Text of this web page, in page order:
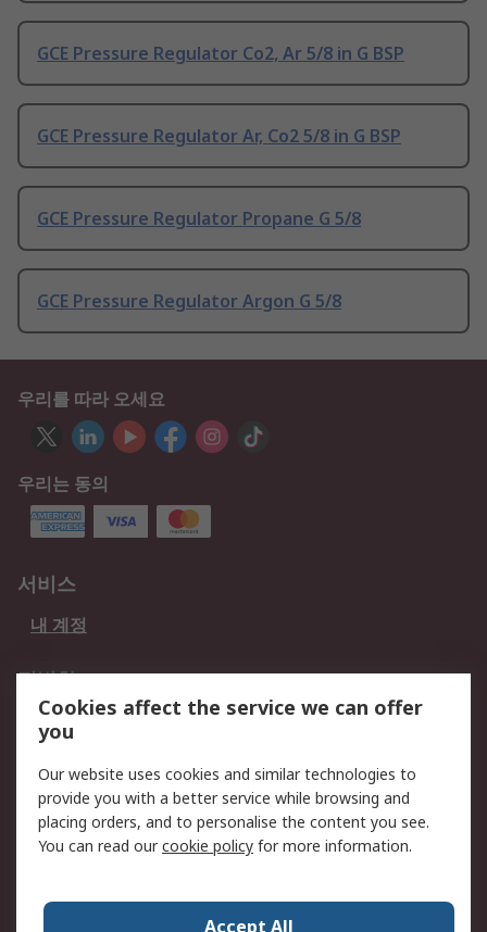
GCE Pressure Regulator Co2, Ar 5/8 in G BSP
GCE Pressure Regulator Ar, Co2 5/8 in G BSP
GCE Pressure Regulator Propane G 5/8
GCE Pressure Regulator Argon G 5/8
우리를 따라 오세요
우리는 동의
서비스
내 계정
적법한
개인 정보 보호 정책
데이터 보호
웹사이트 사용 약관
회사 소개
RS 계좌 정보
그룹사 RS Group에 대해
한국외 지역
회사 소개
Cookies affect the service we can offer
you
Our website uses cookies and similar technologies to
provide you with a better service while browsing and
placing orders, and to personalise the content you see.
You can read ourcookie policy for more information.
Accept All